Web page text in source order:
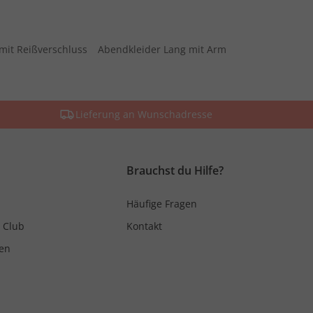
Reißverschluss Abendkleider Lang mit Arm
Lieferung an Wunschadresse
Club
Brauchst du Hilfe?
Häufige Fragen
Kontakt